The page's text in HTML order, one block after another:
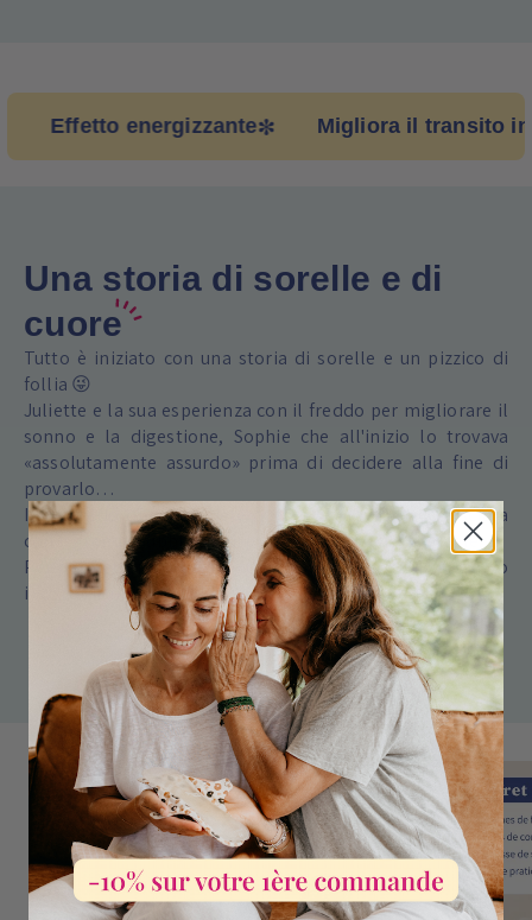
Effetto energizzante Migliora il transito
Una storia di sorelle e di
cuore
Tutto è iniziato con una storia di sorelle e un pizzico di
follia 😜
Juliette e la sua esperienza con il freddo per migliorare il
sonno e la digestione, Sophie che all'inizio lo trovava
«assolutamente assurdo» prima di decidere alla fine di
provarlo…
Il desiderio di condividere questa verità poco conosciuta
con il grande pubblico e di proporre IL cofanetto ideale.
Per permettervi di godere dei benefici del freddo secondo
i vostri ritmi, i vostri desideri e le vostre esigenze.
La nostra storia